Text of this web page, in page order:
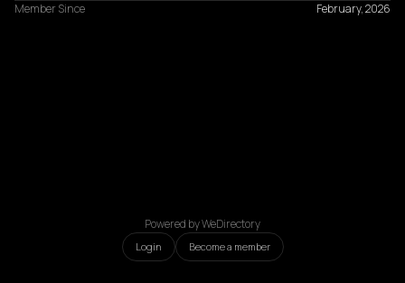
Member Since
February, 2026
Powered by WeDirectory
Login Become a member